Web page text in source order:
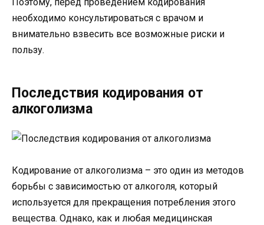
необходимо консультироваться с врачом и
внимательно взвесить все возможные риски и
пользу.
Последствия кодирования от
алкоголизма
Кодирование от алкоголизма – это один из методов
борьбы с зависимостью от алкоголя, который
используется для прекращения потребления этого
вещества. Однако, как и любая медицинская